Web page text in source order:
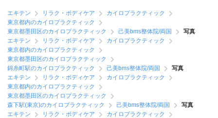
エキテン リラク・ボディケア
カイロプラクティック
東京都内のカイロプラクティック
東京都墨田区のカイロプラクティック
己美bms整体院/両国
写真
エキテン
リラク・ボディケア
カイロプラクティック
東京都内のカイロプラクティック
東京都墨田区のカイロプラクティック
錦糸町駅のカイロプラクティック
己美bms整体院/両国
写真
エキテン
リラク・ボディケア
カイロプラクティック
東京都内のカイロプラクティック
東京都墨田区のカイロプラクティック
森下駅(東京)のカイロプラクティック
己美bms整体院/両国
写真
エキテン
リラク・ボディケア
カイロプラクティック